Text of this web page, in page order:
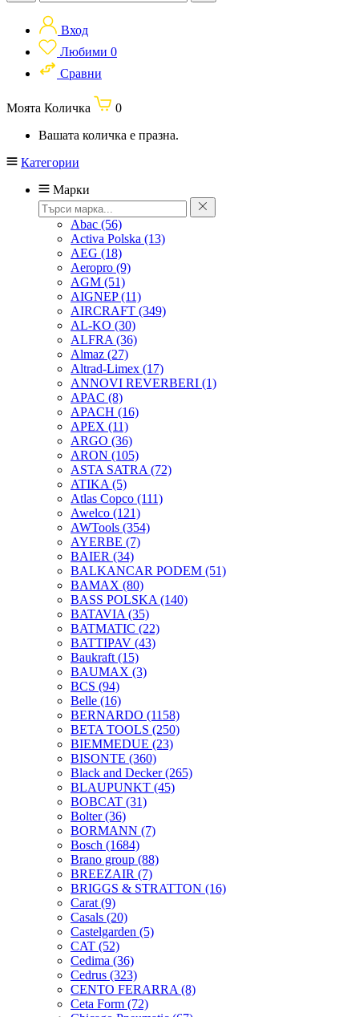
Вход
Любими 0
Сравни
Моята Количка
0
Вашата количка е празна.
Категории
Марки
Abac (56)
Activa Polska (13)
AEG (18)
Aeropro (9)
AGM (51)
AIGNEP(11)
AIRCRAFT (349)
AL-KO (30)
ALFRA (36)
Almaz (27)
Altrad-Limex (17)
ANNOVI REVERBERI (1)
APAC (8)
APACH (16)
APEX (11)
ARGO (36)
ARON (105)
ASTA SATRA (72)
ATIKA (5)
Atlas Copco (111)
Awelco (121)
AWTools (354)
AYERBE (7)
BAIER (34)
BALKANCAR PODEM (51)
BAMAX (80)
BASS POLSKA (140)
BATAVIA (35)
BATMATIC (22)
BATTIPAV (43)
Baukraft (15)
BAUMAX (3)
BCS (94)
Belle (16)
BERNARDO (1158)
BETA TOOLS (250)
BIEMMEDUE (23)
BISONTE (360)
Black and Decker(265)
BLAUPUNKT (45)
BOBCAT (31)
Bolter(36)
BORMANN (7)
Bosch (1684)
Brano group (88)
BREEZAIR (7)
BRIGGS & STRATTON (16)
Carat (9)
Casals (20)
Castelgarden (5)
CAT (52)
Cedima (36)
Cedrus (323)
CENTO FERARRA (8)
Ceta Form (72)